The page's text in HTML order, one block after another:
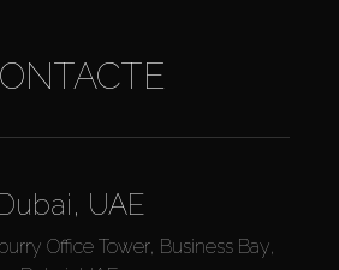
UAE
Office Tower, Business Bay,